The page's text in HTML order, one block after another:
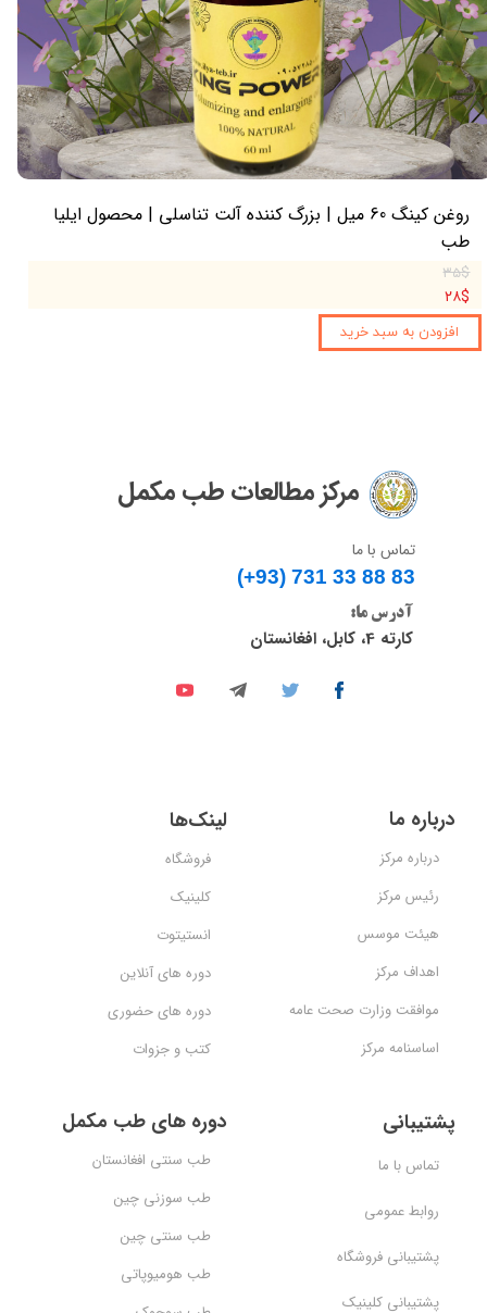
روغن کینگ 60 میل | بزرگ کننده آلت تناسلی | محصول ایلیا
طب
۳۵$
۲۸$
افزودن به سبد خرید
مرکز مطالعات طب مکمل
تماس با ما
(+93) 731 33 88 83​​​​​​​
آدرس ما:
کارته 4، کابل، افغانستان
درباره مرکز
رئیس مرکز
هیئت موسس
اهداف مرکز
موافقت وزارت صحت عامه
اساسنامه مرکز
درباره ما لینک‌ها
فروشگاه
کلینیک
انستیتوت
دوره های آنلاین
دوره های حضوری
کتب و جزوات
دوره های طب مکمل
طب سنتی افغانستان
طب سوزنی چین
طب سنتی چین
طب هومیوپاتی
پشتیبانی
تماس با ما
روابط عمومی
پشتیبانی فروشگاه
پشتیبانی کلینیک